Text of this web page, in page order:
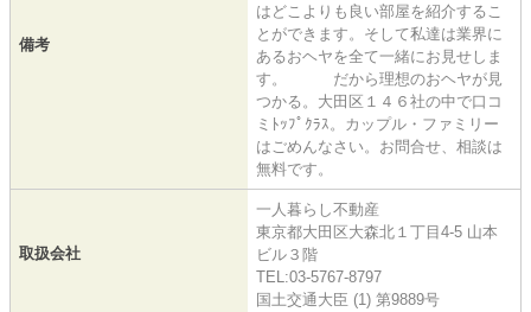
備考
はどこよりも良い部屋を紹介するこ
とができます。そして私達は業界に
あるおヘヤを全て一緒にお見せしま
す。 だから理想のおヘヤが見
つかる。大田区１４６社の中で口コ
ミﾄｯﾌﾟｸﾗｽ。カップル・ファミリー
はごめんなさい。お問合せ、相談は
無料です。
取扱会社
一人暮らし不動産
東京都大田区大森北１丁目4-5 山本
ビル３階
TEL:03-5767-8797
国土交通大臣 (1) 第9889号